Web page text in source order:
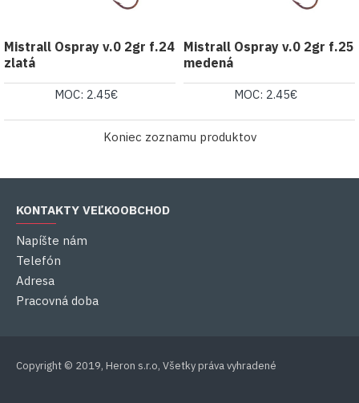
Mistrall Ospray v.0 2gr f.24
zlatá
MOC: 2.45€
Mistrall Ospray v.0 2gr f.25
medená
MOC: 2.45€
Koniec zoznamu produktov
KONTAKTY VEĽKOOBCHOD
Napíšte nám
Telefón
Adresa
Pracovná doba
Copyright © 2019, Heron s.r.o, Všetky práva vyhradené